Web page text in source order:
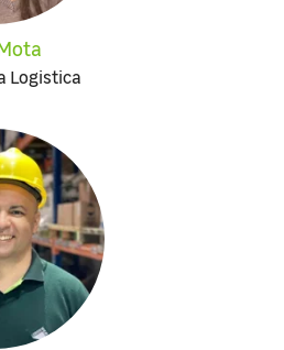
Logistica